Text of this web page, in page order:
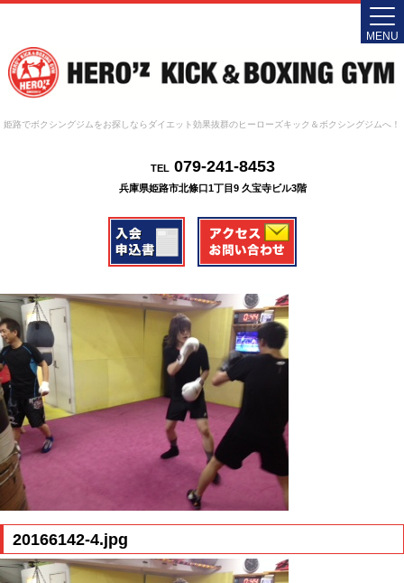
姫路でボクシングジムをお探しならダイエット効果抜群のヒーローズキック＆ボクシングジムへ！
TEL079-241-8453
兵庫県姫路市北條口1丁目9 久宝寺ビル3階
MENU
20166142-4.jpg